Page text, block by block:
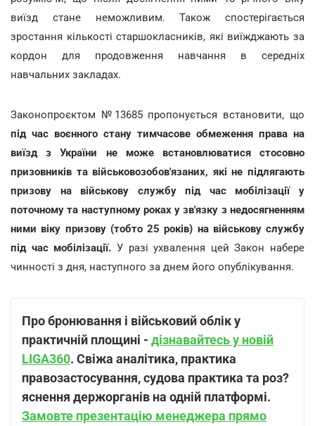
виїзд стане неможливим. Також спостерігається
зростання кількості старшокласників, які виїжджають за
кордон для продовження навчання в середніх
навчальних закладах.
Законопроєктом №13685 пропонується встановити, що
під час воєнного стану тимчасове обмеження права на
виїзд з України не може встановлюватися стосовно
призовників та військовозобов'язаних, які не підлягають
призову на військову службу під час мобілізації у
поточному та наступному роках у зв'язку з недосягненням
ними віку призову (тобто 25 років) на військову службу
під час мобілізації. У разі ухвалення цей Закон набере
чинності з дня, наступного за днем його опублікування.
Про бронювання і військовий облік у
практичній площині - дізнавайтесь у новій
LIGA360. Свіжа аналітика, практика
правозастосування, судова практика та роз?
яснення держорганів на одній платформі.
Замовте презентацію менеджера прямо